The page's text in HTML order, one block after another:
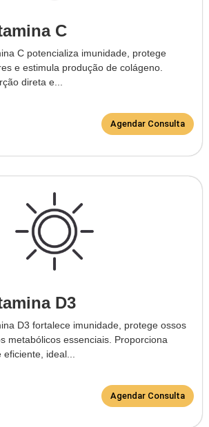
C
C potencializa imunidade, protege
e estimula produção de colágeno.
direta e...
Agendar Consulta
D3
D3 fortalece imunidade, protege ossos
metabólicos essenciais. Proporciona
ideal...
Agendar Consulta